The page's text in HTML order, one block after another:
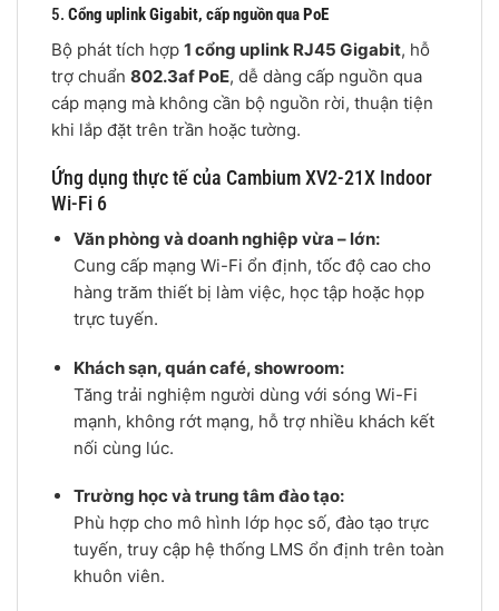
5. Cổng uplink Gigabit, cấp nguồn qua PoE
Bộ phát tích hợp 1 cổng uplink RJ45 Gigabit, hỗ
trợ chuẩn 802.3af PoE, dễ dàng cấp nguồn qua
cáp mạng mà không cần bộ nguồn rời, thuận tiện
khi lắp đặt trên trần hoặc tường.
Ứng dụng thực tế của Cambium XV2-21X Indoor
Wi-Fi 6
Văn phòng và doanh nghiệp vừa – lớn:
Cung cấp mạng Wi-Fi ổn định, tốc độ cao cho
hàng trăm thiết bị làm việc, học tập hoặc họp
trực tuyến.
Khách sạn, quán café, showroom:
Tăng trải nghiệm người dùng với sóng Wi-Fi
mạnh, không rớt mạng, hỗ trợ nhiều khách kết
nối cùng lúc.
Trường học và trung tâm đào tạo:
Phù hợp cho mô hình lớp học số, đào tạo trực
tuyến, truy cập hệ thống LMS ổn định trên toàn
khuôn viên.